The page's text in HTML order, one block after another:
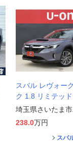
スバル レヴォー
ク 1.8 リミテッ
埼玉県さいたま
238.0万円
スバ